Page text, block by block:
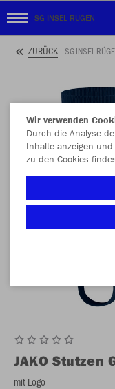
SG INSEL RÜGEN
ZURÜCK SG INSEL
JAKO Stutzen
mit Logo
Wir verwenden
Durch die Analyse
Inhalte anzeigen
zu den Cookies